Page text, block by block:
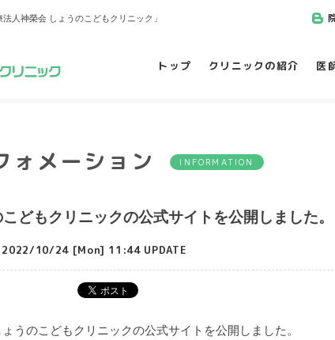
人神榮会 しょうのこどもクリニック」
トップ クリニックの紹介 医
ォメーション INFORMATION
こどもクリニックの公式サイトを公開しました。
2022/10/24 [Mon] 11:44 UPDATE
うのこどもクリニックの公式サイトを公開しました。